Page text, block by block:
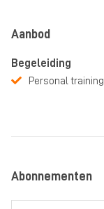
Aanbod
Begeleiding
Personal training
Abonnementen